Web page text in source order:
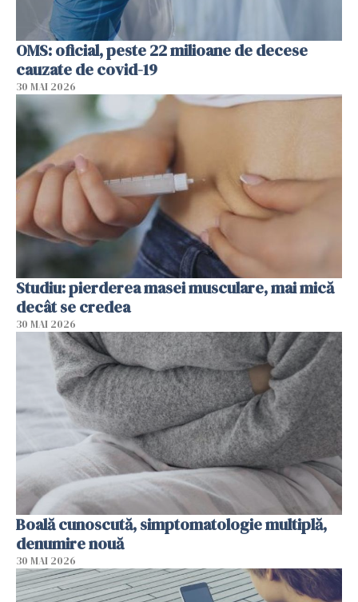
OMS: oficial, peste 22 milioane de decese
cauzate de covid-19
30 MAI 2026
Studiu: pierderea masei musculare, mai mică
decât se credea
30 MAI 2026
Boală cunoscută, simptomatologie multiplă,
denumire nouă
30 MAI 2026